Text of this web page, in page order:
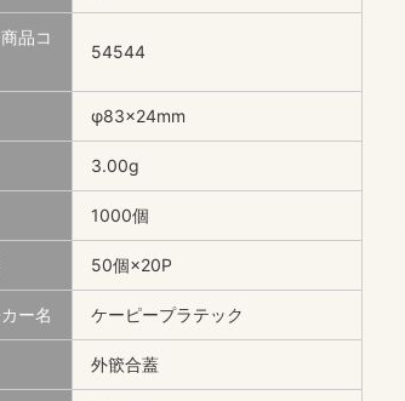
品コ
54544
φ83×24mm
3.00g
1000個
50個×20P
ー名 ケーピープラテック
外篏合蓋